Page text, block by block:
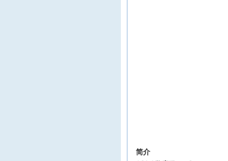
简介